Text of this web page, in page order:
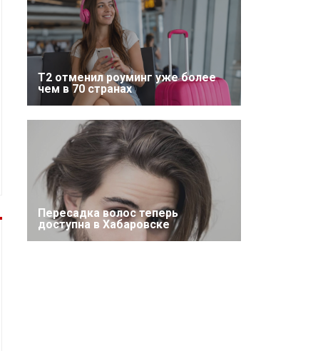
Т2 отменил роуминг уже более
чем в 70 странах
Пересадка волос теперь
доступна в Хабаровске